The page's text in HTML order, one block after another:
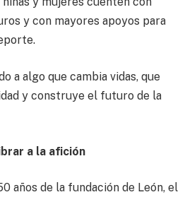
y con mayores apoyos para
a algo que cambia vidas, que
y construye el futuro de la
a la afición
años de la fundación de León, el